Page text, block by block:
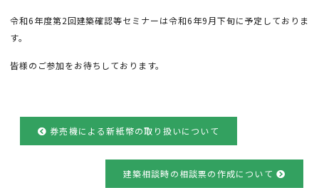
令和6年度第2回建築確認等セミナーは令和6年9月下旬に予定しておりま
す。
皆様のご参加をお待ちしております。
券売機による新紙幣の取り扱いについて
建築相談時の相談票の作成について